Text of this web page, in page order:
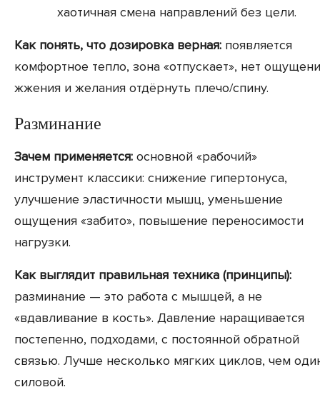
хаотичная смена направлений без цели.
Как понять, что дозировка верная: появляется
комфортное тепло, зона «отпускает», нет
жжения и желания отдёрнуть плечо/спину.
Разминание
Зачем применяется: основной «рабочий»
инструмент классики: снижение гипертонуса,
улучшение эластичности мышц, уменьшение
ощущения «забито», повышение переносимости
нагрузки.
Как выглядит правильная техника (принципы):
разминание — это работа с мышцей, а не
«вдавливание в кость». Давление наращивается
постепенно, подходами, с постоянной обратной
связью. Лучше несколько мягких циклов, чем
силовой.